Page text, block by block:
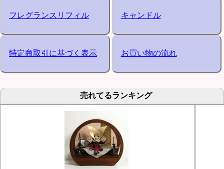
フレグランスリフィル キャンドル
特定商取引に基づく表示 お買い物の流れ
売れてるランキング